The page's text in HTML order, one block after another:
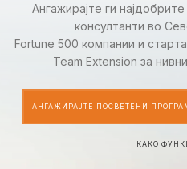
Ангажирајте ги
консултанти во
Fortune 500 компании и
Team Extension за
АНГАЖИРАЈТЕ ПОСВЕТЕНИ
КАКО